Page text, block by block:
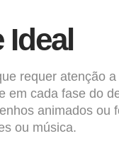
Ideal
requer atenção
cada fase do
animados
ou música.